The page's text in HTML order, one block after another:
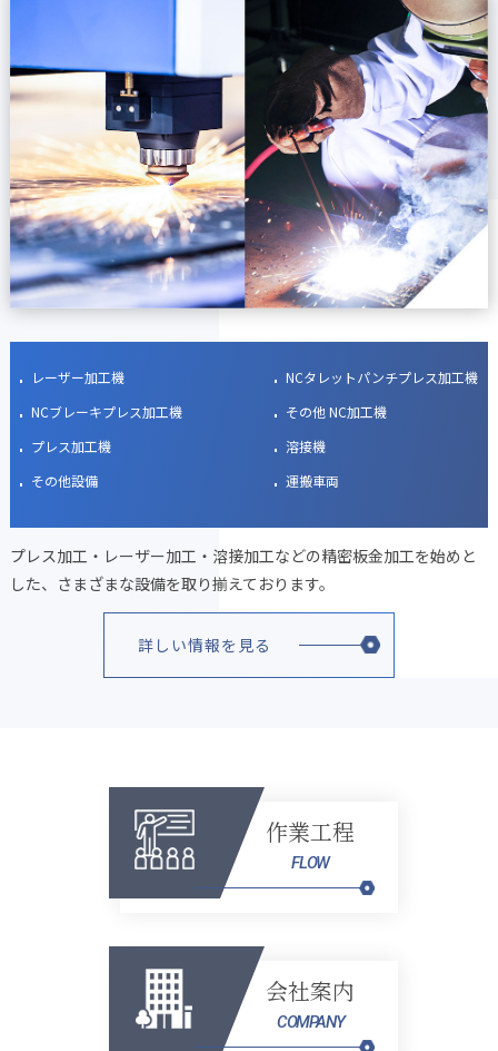
レーザー加工機
NCブレーキプレス加工機
プレス加工機
その他設備
NCタレットパンチプレス加工機
その他 NC加工機
溶接機
運搬車両
プレス加工・レーザー加工・溶接加工などの精密板金加工を始めと
した、さまざまな設備を取り揃えております。
詳しい情報を見る
作業工程
FLOW
会社案内
COMPANY